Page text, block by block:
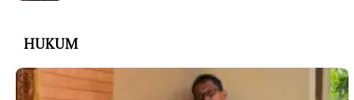
HUKUM